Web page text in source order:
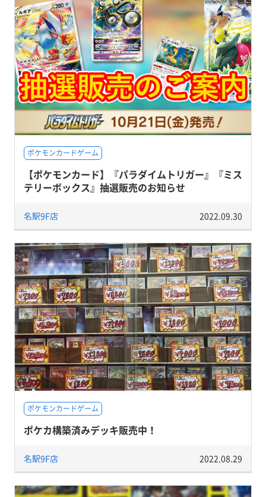
ポケモンカードゲーム
【ポケモンカード】『パラダイムトリガー』『ミス
テリーボックス』抽選販売のお知らせ
名駅9F店 2022.09.30
ポケモンカードゲーム
ポケカ構築済みデッキ販売中！
名駅9F店 2022.08.29